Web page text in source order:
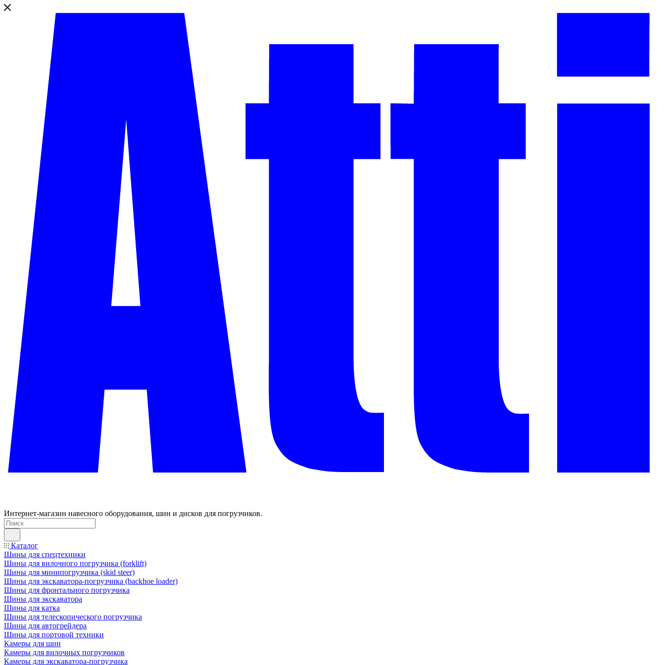
Интернет-магазин навесного оборудования, шин и дисков для погрузчиков.
Каталог
Шины для спецтехники
Шины для вилочного погрузчика (forklift)
Шины для минипогрузчика (skid steer)
Шины для экскаватора-погрузчика (backhoe loader)
Шины для фронтального погрузчика
Шины для экскаватора
Шины для катка
Шины для телескопического погрузчика
Шины для автогрейдера
Шины для портовой техники
Камеры для шин
Камеры для вилочных погрузчиков
Камеры для экскаватора-погрузчика